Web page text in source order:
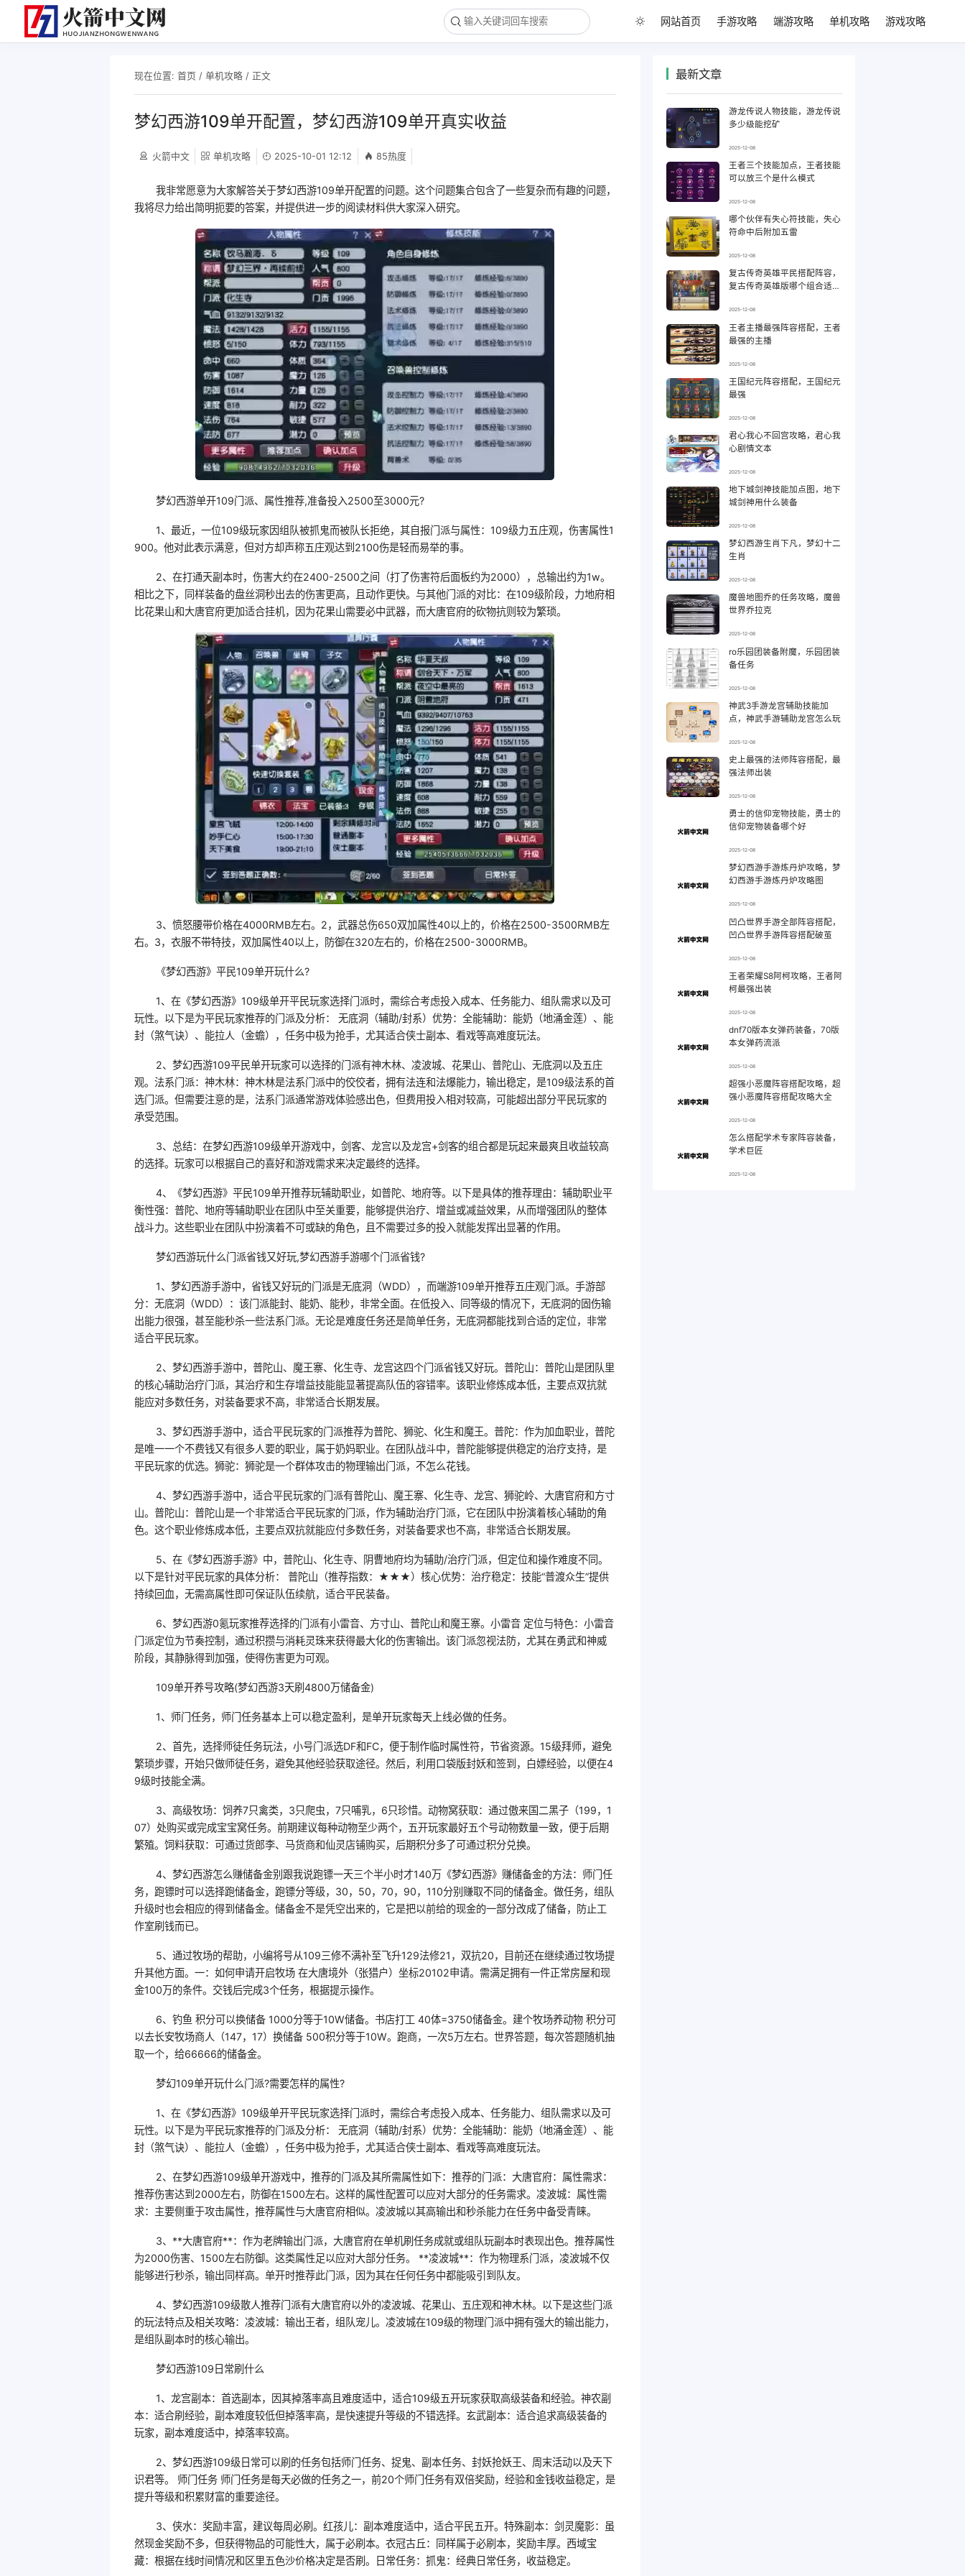
网站首页 手游攻略 端游攻略 单机攻略 游戏攻略
现在位置: 首页 / 单机攻略/ 正文
梦幻西游109单开配置，梦幻西游109单开真实收益
火箭中文 单机攻略 2025-10-01 12:12 85热度
我非常愿意为大家解答关于梦幻西游109单开配置的问题。这个问题集合包含了一些复杂而有趣的问题，
我将尽力给出简明扼要的答案，并提供进一步的阅读材料供大家深入研究。
梦幻西游单开109门派、属性推荐,准备投入2500至3000元?
1、最近，一位109级玩家因组队被抓鬼而被队长拒绝，其自报门派与属性：109级力五庄观，伤害属性1
900。他对此表示满意，但对方却声称五庄观达到2100伤是轻而易举的事。
2、在打通天副本时，伤害大约在2400-2500之间（打了伤害符后面板约为2000），总输出约为1w。
相比之下，同样装备的盘丝洞秒出去的伤害更高，且动作更快。与其他门派的对比：在109级阶段，力地府相
比花果山和大唐官府更加适合挂机，因为花果山需要必中武器，而大唐官府的砍物抗则较为繁琐。
3、愤怒腰带价格在4000RMB左右。2，武器总伤650双加属性40以上的，价格在2500-3500RMB左
右。3，衣服不带特技，双加属性40以上，防御在320左右的，价格在2500-3000RMB。
《梦幻西游》平民109单开玩什么?
1、在《梦幻西游》109级单开平民玩家选择门派时，需综合考虑投入成本、任务能力、组队需求以及可
玩性。以下是为平民玩家推荐的门派及分析： 无底洞（辅助/封系）优势：全能辅助：能奶（地涌金莲）、能
封（煞气诀）、能拉人（金蟾），任务中极为抢手，尤其适合侠士副本、看戏等高难度玩法。
2、梦幻西游109平民单开玩家可以选择的门派有神木林、凌波城、花果山、普陀山、无底洞以及五庄
观。法系门派：神木林：神木林是法系门派中的佼佼者，拥有法连和法爆能力，输出稳定，是109级法系的首
选门派。但需要注意的是，法系门派通常游戏体验感出色，但费用投入相对较高，可能超出部分平民玩家的
承受范围。
3、总结：在梦幻西游109级单开游戏中，剑客、龙宫以及龙宫+剑客的组合都是玩起来最爽且收益较高
的选择。玩家可以根据自己的喜好和游戏需求来决定最终的选择。
4、《梦幻西游》平民109单开推荐玩辅助职业，如普陀、地府等。以下是具体的推荐理由：辅助职业平
衡性强：普陀、地府等辅助职业在团队中至关重要，能够提供治疗、增益或减益效果，从而增强团队的整体
战斗力。这些职业在团队中扮演着不可或缺的角色，且不需要过多的投入就能发挥出显著的作用。
梦幻西游玩什么门派省钱又好玩,梦幻西游手游哪个门派省钱?
1、梦幻西游手游中，省钱又好玩的门派是无底洞（WDD），而端游109单开推荐五庄观门派。手游部
分：无底洞（WDD）：该门派能封、能奶、能秒，非常全面。在低投入、同等级的情况下，无底洞的固伤输
出能力很强，甚至能秒杀一些法系门派。无论是难度任务还是简单任务，无底洞都能找到合适的定位，非常
适合平民玩家。
2、梦幻西游手游中，普陀山、魔王寨、化生寺、龙宫这四个门派省钱又好玩。普陀山：普陀山是团队里
的核心辅助治疗门派，其治疗和生存增益技能能显著提高队伍的容错率。该职业修炼成本低，主要点双抗就
能应对多数任务，对装备要求不高，非常适合长期发展。
3、梦幻西游手游中，适合平民玩家的门派推荐为普陀、狮驼、化生和魔王。普陀：作为加血职业，普陀
是唯一一个不费钱又有很多人要的职业，属于奶妈职业。在团队战斗中，普陀能够提供稳定的治疗支持，是
平民玩家的优选。狮驼：狮驼是一个群体攻击的物理输出门派，不怎么花钱。
4、梦幻西游手游中，适合平民玩家的门派有普陀山、魔王寨、化生寺、龙宫、狮驼岭、大唐官府和方寸
山。普陀山：普陀山是一个非常适合平民玩家的门派，作为辅助治疗门派，它在团队中扮演着核心辅助的角
色。这个职业修炼成本低，主要点双抗就能应付多数任务，对装备要求也不高，非常适合长期发展。
5、在《梦幻西游手游》中，普陀山、化生寺、阴曹地府均为辅助/治疗门派，但定位和操作难度不同。
以下是针对平民玩家的具体分析： 普陀山（推荐指数：★★★）核心优势：治疗稳定：技能“普渡众生”提供
持续回血，无需高属性即可保证队伍续航，适合平民装备。
6、梦幻西游0氪玩家推荐选择的门派有小雷音、方寸山、普陀山和魔王寨。小雷音 定位与特色：小雷音
门派定位为节奏控制，通过积攒与消耗灵珠来获得最大化的伤害输出。该门派忽视法防，尤其在勇武和神威
阶段，其静脉得到加强，使得伤害更为可观。
109单开养号攻略(梦幻西游3天刷4800万储备金)
1、师门任务，师门任务基本上可以稳定盈利，是单开玩家每天上线必做的任务。
2、首先，选择师徒任务玩法，小号门派选DF和FC，便于制作临时属性符，节省资源。15级拜师，避免
繁琐步骤，开始只做师徒任务，避免其他经验获取途径。然后，利用口袋版封妖和签到，白嫖经验，以便在4
9级时技能全满。
3、高级牧场：饲养7只禽类，3只爬虫，7只哺乳，6只珍惜。动物窝获取：通过傲来国二黑子（199，1
07）处购买或完成宝宝窝任务。前期建议每种动物至少两个，五开玩家最好五个号动物数量一致，便于后期
繁殖。饲料获取：可通过货郎李、马货商和仙灵店铺购买，后期积分多了可通过积分兑换。
4、梦幻西游怎么赚储备金别跟我说跑镖一天三个半小时才140万《梦幻西游》赚储备金的方法：师门任
务，跑镖时可以选择跑储备金，跑镖分等级，30，50，70，90，110分别赚取不同的储备金。做任务，组队
升级时也会相应的得到储备金。储备金不是凭空出来的，它是把以前给的现金的一部分改成了储备，防止工
作室刷钱而已。
5、通过牧场的帮助，小编将号从109三修不满补至飞升129法修21，双抗20，目前还在继续通过牧场提
升其他方面。一：如何申请开启牧场 在大唐境外（张猎户）坐标20102申请。需满足拥有一件正常房屋和现
金100万的条件。交钱后完成3个任务，根据提示操作。
6、钓鱼 积分可以换储备 1000分等于10W储备。书店打工 40体=3750储备金。建个牧场养动物 积分可
以去长安牧场商人（147，17）换储备 500积分等于10W。跑商，一次5万左右。世界答题，每次答题随机抽
取一个，给66666的储备金。
梦幻109单开玩什么门派?需要怎样的属性?
1、在《梦幻西游》109级单开平民玩家选择门派时，需综合考虑投入成本、任务能力、组队需求以及可
玩性。以下是为平民玩家推荐的门派及分析： 无底洞（辅助/封系）优势：全能辅助：能奶（地涌金莲）、能
封（煞气诀）、能拉人（金蟾），任务中极为抢手，尤其适合侠士副本、看戏等高难度玩法。
2、在梦幻西游109级单开游戏中，推荐的门派及其所需属性如下：推荐的门派：大唐官府：属性需求：
推荐伤害达到2000左右，防御在1500左右。这样的属性配置可以应对大部分的任务需求。凌波城：属性需
求：主要侧重于攻击属性，推荐属性与大唐官府相似。凌波城以其高输出和秒杀能力在任务中备受青睐。
3、**大唐官府**：作为老牌输出门派，大唐官府在单机刷任务成就或组队玩副本时表现出色。推荐属性
为2000伤害、1500左右防御。这类属性足以应对大部分任务。 **凌波城**：作为物理系门派，凌波城不仅
能够进行秒杀，输出同样高。单开时推荐此门派，因为其在任何任务中都能吸引到队友。
4、梦幻西游109级散人推荐门派有大唐官府以外的凌波城、花果山、五庄观和神木林。以下是这些门派
的玩法特点及相关攻略：凌波城：输出王者，组队宠儿。凌波城在109级的物理门派中拥有强大的输出能力，
是组队副本时的核心输出。
梦幻西游109日常刷什么
1、龙宫副本：首选副本，因其掉落率高且难度适中，适合109级五开玩家获取高级装备和经验。神农副
本：适合刷经验，副本难度较低但掉落率高，是快速提升等级的不错选择。玄武副本：适合追求高级装备的
玩家，副本难度适中，掉落率较高。
2、梦幻西游109级日常可以刷的任务包括师门任务、捉鬼、副本任务、封妖抢妖王、周末活动以及天下
识君等。 师门任务 师门任务是每天必做的任务之一，前20个师门任务有双倍奖励，经验和金钱收益稳定，是
提升等级和积累财富的重要途径。
3、侠水：奖励丰富，建议每周必刷。红孩儿：副本难度适中，适合平民五开。特殊副本：剑灵魔影：虽
然现金奖励不多，但获得物品的可能性大，属于必刷本。衣冠古丘：同样属于必刷本，奖励丰厚。西域宝
藏：根据在线时间情况和区里五色沙价格决定是否刷。日常任务：抓鬼：经典日常任务，收益稳定。
最新文章
游龙传说人物技能，游龙传说
多少级能挖矿
2025-12-08
王者三个技能加点，王者技能
可以放三个是什么模式
2025-12-08
哪个伙伴有失心符技能，失心
符命中后附加五雷
2025-12-08
复古传奇英雄平民搭配阵容，
复古传奇英雄版哪个组合适合
2025-12-08
王者主播最强阵容搭配，王者
最强的主播
2025-12-08
王国纪元阵容搭配，王国纪元
最强
2025-12-08
君心我心不回宫攻略，君心我
心剧情文本
2025-12-08
地下城剑神技能加点图，地下
城剑神用什么装备
2025-12-08
梦幻西游生肖下凡，梦幻十二
生肖
2025-12-08
魔兽地图乔的任务攻略，魔兽
世界乔拉克
2025-12-08
ro乐园团装备附魔，乐园团装
备任务
2025-12-08
神武3手游龙宫辅助技能加
点，神武手游辅助龙宫怎么玩
2025-12-08
史上最强的法师阵容搭配，最
强法师出装
2025-12-08
勇士的信仰宠物技能，勇士的
信仰宠物装备哪个好
2025-12-08
梦幻西游手游炼丹炉攻略，梦
幻西游手游炼丹炉攻略图
2025-12-08
凹凸世界手游全部阵容搭配，
凹凸世界手游阵容搭配破茧
2025-12-08
王者荣耀S8阿柯攻略，王者阿
柯最强出装
2025-12-08
dnf70版本女弹药装备，70版
本女弹药流派
2025-12-08
超强小恶魔阵容搭配攻略，超
强小恶魔阵容搭配攻略大全
2025-12-08
怎么搭配学术专家阵容装备，
学术巨匠
2025-12-08